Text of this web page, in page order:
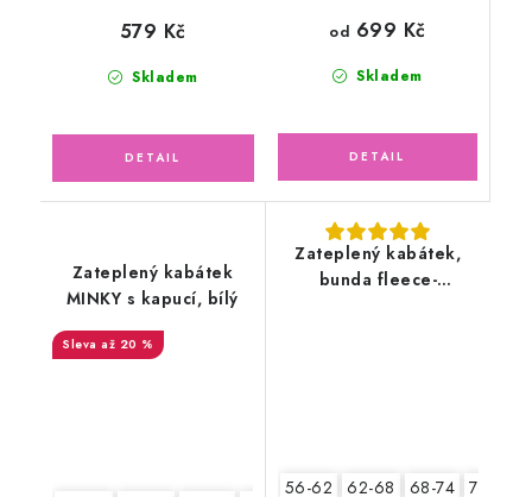
Skladem
579 Kč
Skladem
od 699 Kč
Zateplený kabátek
MINKY s kapucí, bílý
až 20 %
Zateplený kabátek,
bunda fleece-
56-62 62-68 68-74 74-80